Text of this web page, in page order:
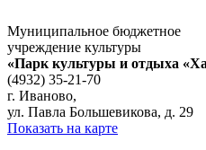
Муниципальное бюджетное
учреждение культуры
«Парк культуры и отдыха
(4932) 35-21-70
г. Иваново,
ул. Павла Большевикова, д. 29
Показать на карте